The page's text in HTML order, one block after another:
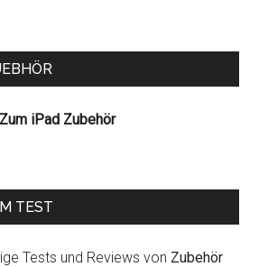
800
App
Zum iPad Zubehör
TEST
Tests und Reviews von Zubehör